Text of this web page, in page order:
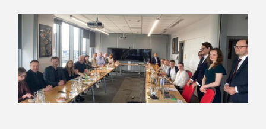
marki. Pokazuje on także nowy model obsługi systemu
kaucyjnego w zakupach online.